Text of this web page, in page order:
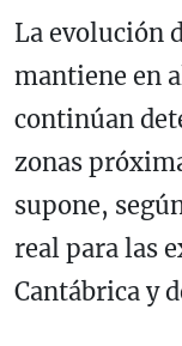
La evolución
mantiene en
continúan
zonas
supone,
real para las
Cantábrica y